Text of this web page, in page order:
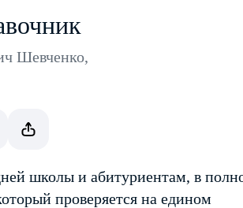
Шевченко,
школы и абитуриентам, в
проверяется на едином